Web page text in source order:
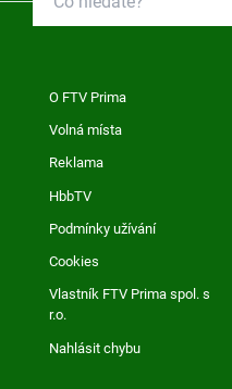
O FTV Prima
Volná místa
Reklama
HbbTV
Podmínky užívání
Cookies
Vlastník FTV Prima spol. s
r.o.
Nahlásit chybu